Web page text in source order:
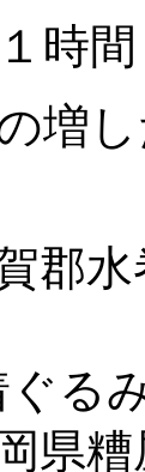
時
の増
郡